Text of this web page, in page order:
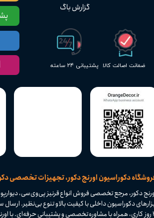
دکوراسیون اورنج دکور، تجهیزات تخصصی
پشتیبانی ۲۴ ساعته ضمانت اصالت کالا
گزارش باگ
دکور، مرجع تخصصی فروش انواع قرنیز پی‌وی‌سی،
۴ روز کاری، همراه با مشاوره تخصصی و پشتیبانی حرفه‌ای. با